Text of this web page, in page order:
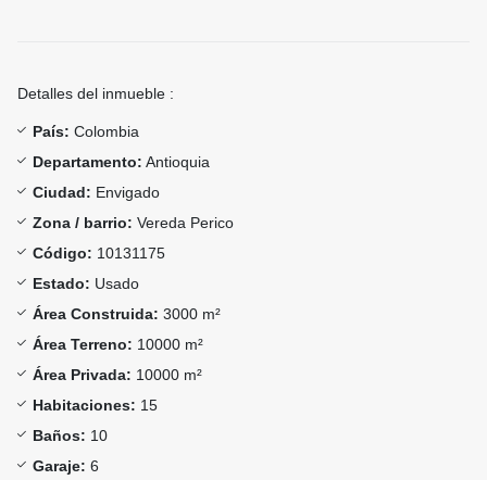
Detalles del inmueble :
País: Colombia
Departamento: Antioquia
Ciudad: Envigado
Zona / barrio: Vereda Perico
Código: 10131175
Estado: Usado
Área Construida: 3000 m²
Área Terreno: 10000 m²
Área Privada: 10000 m²
Habitaciones: 15
Baños: 10
Garaje: 6